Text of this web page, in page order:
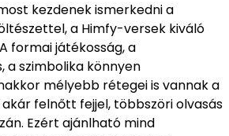
kezdenek ismerkedni a
a Himfy-versek kiváló
formai játékosság, a
a szimbolika könnyen
mélyebb rétegei is vannak a
felnőtt fejjel, többszöri olvasás
Ezért ajánlható mind